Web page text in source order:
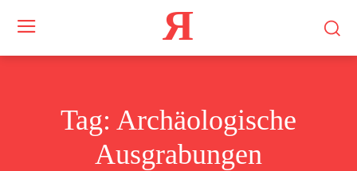
Я
Tag: Archäologische
Ausgrabungen